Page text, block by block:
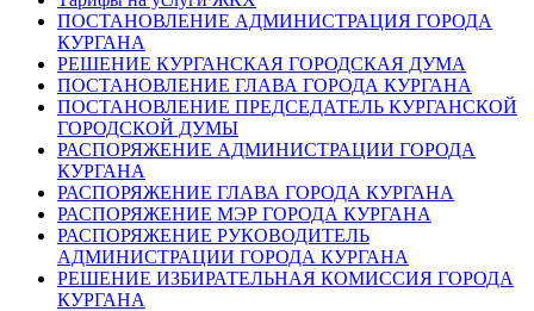
ПОСТАНОВЛЕНИЕ АДМИНИСТРАЦИЯ ГОРОДА
КУРГАНА
РЕШЕНИЕ КУРГАНСКАЯ ГОРОДСКАЯ ДУМА
ПОСТАНОВЛЕНИЕ ГЛАВА ГОРОДА КУРГАНА
ПОСТАНОВЛЕНИЕ ПРЕДСЕДАТЕЛЬ КУРГАНСКОЙ
ГОРОДСКОЙ ДУМЫ
РАСПОРЯЖЕНИЕ АДМИНИСТРАЦИИ ГОРОДА
КУРГАНА
РАСПОРЯЖЕНИЕ ГЛАВА ГОРОДА КУРГАНА
РАСПОРЯЖЕНИЕ МЭР ГОРОДА КУРГАНА
РАСПОРЯЖЕНИЕ РУКОВОДИТЕЛЬ
АДМИНИСТРАЦИИ ГОРОДА КУРГАНА
РЕШЕНИЕ ИЗБИРАТЕЛЬНАЯ КОМИССИЯ ГОРОДА
КУРГАНА